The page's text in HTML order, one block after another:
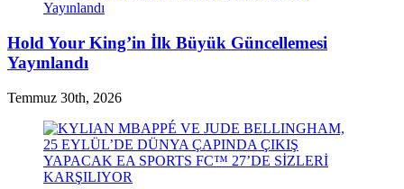
Hold Your King’in İlk Büyük Güncellemesi
Yayınlandı
Temmuz 30th, 2026